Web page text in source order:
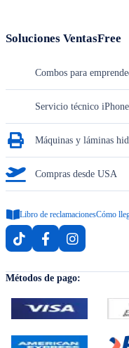
Soluciones VentasFree
Combos para
Servicio técnico iPhone
Máquinas y láminas
Compras desde USA
Libro de reclamacionesCómo
Métodos de pago: